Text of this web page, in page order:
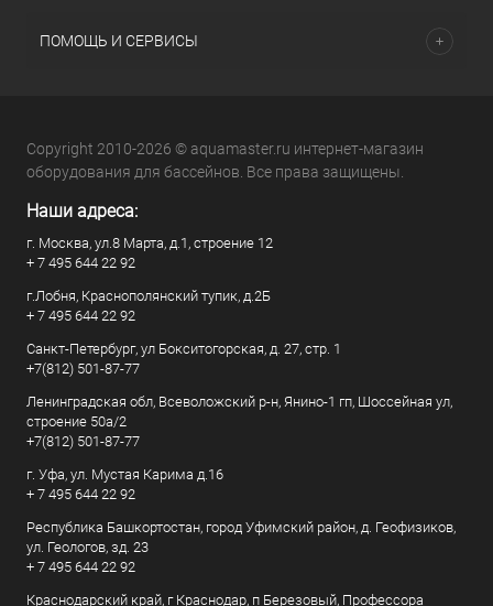
ПОМОЩЬ И СЕРВИСЫ
Copyright 2010-2026 © aquamaster.ru интернет-магазин
оборудования для бассейнов. Все права защищены.
Наши адреса:
г. Москва, ул.8 Марта, д.1, строение 12
+ 7 495 644 22 92
г.Лобня, Краснополянский тупик, д.2Б
+ 7 495 644 22 92
Санкт-Петербург, ул Бокситогорская, д. 27, стр. 1
+7(812) 501-87-77
Ленинградская обл, Всеволожский р-н, Янино-1 гп, Шоссейная ул,
строение 50а/2
+7(812) 501-87-77
г. Уфа, ул. Мустая Карима д.16
+ 7 495 644 22 92
Республика Башкортостан, город Уфимский район, д. Геофизиков,
ул. Геологов, зд. 23
+ 7 495 644 22 92
Краснодарский край, г Краснодар, п Березовый, Профессора